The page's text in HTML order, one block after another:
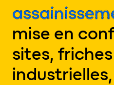
mise en conf
sites, friches